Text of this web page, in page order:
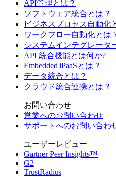
API管理とは？
ソフトウェア統合とは？
ビジネスプロセス自動化
ワークフロー自動化とは
システムインテグレータ
API 統合機能とは何か?
Embedded iPaaSとは？
データ統合とは？
クラウド統合連携とは？
お問い合わせ
営業へのお問い合わせ
サポートへのお問い合わ
ユーザーレビュー
Gartner Peer Insights™
G2
TrustRadius